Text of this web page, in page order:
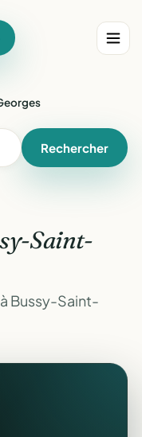
Rechercher
Saint-
Bussy-Saint-